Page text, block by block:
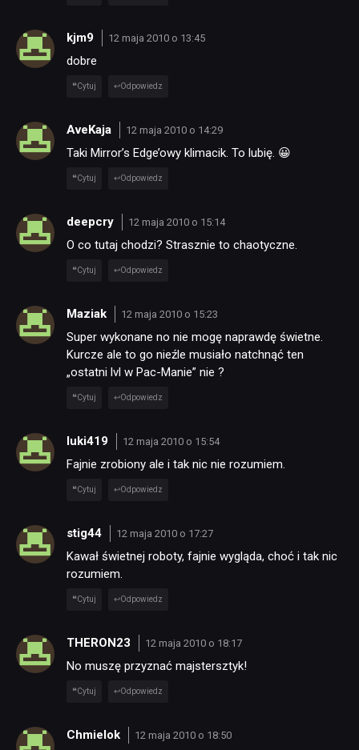
kjm9 12 maja 2010 o 13:45
dobre
Cytuj Odpowiedz
AveKaja 12 maja 2010 o 14:29
Taki Mirror’s Edge’owy klimacik. To lubię. 😀
Cytuj Odpowiedz
deepcry 12 maja 2010 o 15:14
O co tutaj chodzi? Strasznie to chaotyczne.
Cytuj Odpowiedz
Maziak 12 maja 2010 o 15:23
Super wykonane no nie mogę naprawdę świetne.
Kurcze ale to go nieźle musiało natchnąć ten
„ostatni lvl w Pac-Manie” nie ?
Cytuj Odpowiedz
luki419 12 maja 2010 o 15:54
Fajnie zrobiony ale i tak nic nie rozumiem.
Cytuj Odpowiedz
stig44 12 maja 2010 o 17:27
Kawał świetnej roboty, fajnie wygląda, choć i tak nic
rozumiem.
Cytuj Odpowiedz
THERON23 12 maja 2010 o 18:17
No muszę przyznać majstersztyk!
Cytuj Odpowiedz
Chmielok 12 maja 2010 o 18:50